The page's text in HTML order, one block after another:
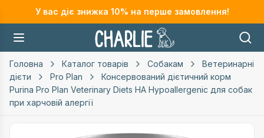
У вас діє знижка 10% на перше замовлення!
Головна Каталог товарів Собакам
Ветеринарні
дієти
Pro Plan
Консервований дієтичний корм
Purina Pro Plan Veterinary Diets HA Hypoallergenic для собак
при харчовій алергії